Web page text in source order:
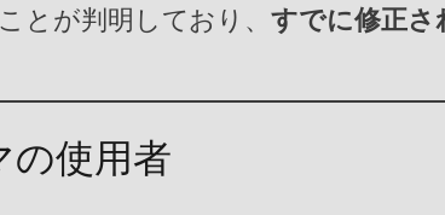
ことが判明しており、すでに修正さ
の使用者